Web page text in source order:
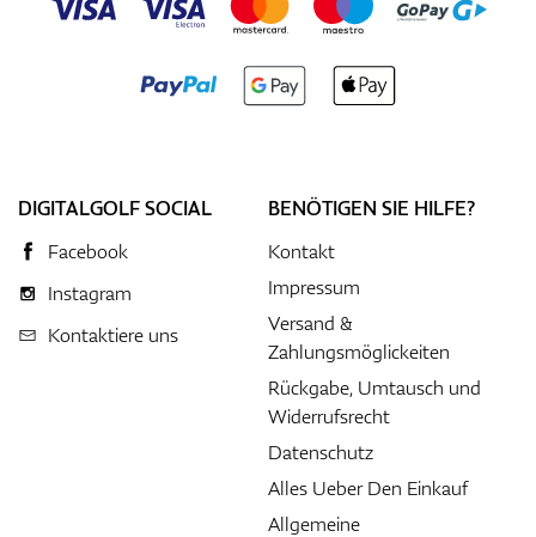
DIGITALGOLF SOCIAL
Facebook
Instagram
Kontaktiere uns
BENÖTIGEN SIE HILFE?
Kontakt
Impressum
Versand &
Zahlungsmöglickeiten
Rückgabe, Umtausch und
Widerrufsrecht
Datenschutz
Alles Ueber Den Einkauf
Allgemeine